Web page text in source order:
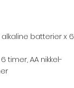
batterier x 6
timer, AA nikkel-